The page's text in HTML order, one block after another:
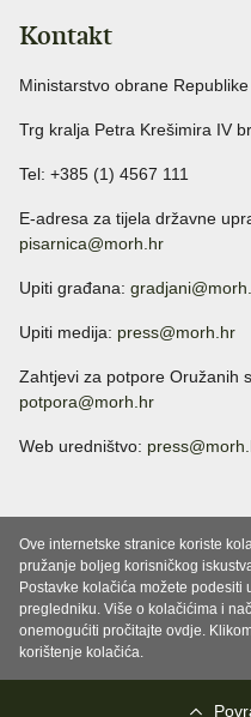
Kontakt
Ministarstvo obrane
Trg kralja Petra Krešimira IV
Tel: +385 (1) 4567 111
E-adresa za tijela državne
pisarnica@morh.hr
Upiti građana:
Upiti medija: press@morh.hr
Zahtjevi za potpore Oružanih
potpora@morh.hr
Web uredništvo:
Ove internetske stranice koriste
pružanje boljeg korisničkog
Postavke kolačića možete podesiti
pregledniku. Više o kolačićima i
onemogućiti pročitajte ovdje.
korištenje kolačića.